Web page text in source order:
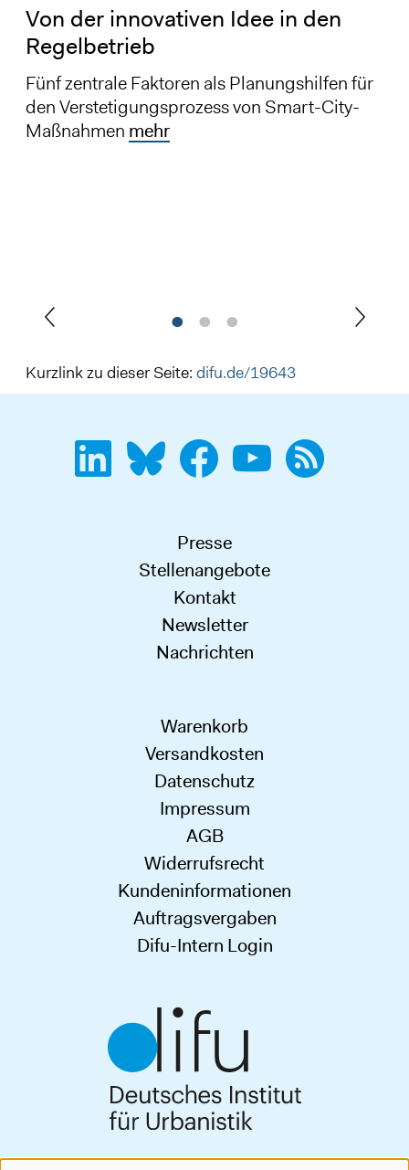
Von der innovativen Idee in den
Regelbetrieb
Fünf zentrale Faktoren als Planungshilfen für
den Verstetigungsprozess von Smart-City-
Maßnahmen mehr
Kurzlink zu dieser Seite: difu.de/19643
Presse
Stellenangebote
Kontakt
Newsletter
Nachrichten
Warenkorb
Versandkosten
Datenschutz
Impressum
AGB
Widerrufsrecht
Kundeninformationen
Auftragsvergaben
Difu-Intern Login
Deutsches Institut für Urbanistik gGmbH